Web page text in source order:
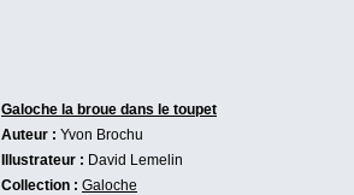
Galoche la broue dans le toupet
Auteur : Yvon Brochu
Illustrateur : David Lemelin
Collection : Galoche